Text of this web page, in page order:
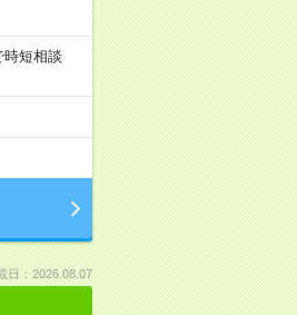
短相談
日：2026.08.07